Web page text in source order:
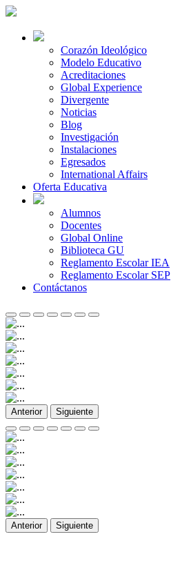
Corazón Ideológico
Modelo Educativo
Acreditaciones
Global Experience
Divergente
Noticias
Blog
Investigación
Instalaciones
Egresados
International Affairs
Oferta Educativa
Alumnos
Docentes
Global Online
Biblioteca GU
Reglamento Escolar IEA
Reglamento Escolar SEP
Contáctanos
Anterior Siguiente
Anterior Siguiente